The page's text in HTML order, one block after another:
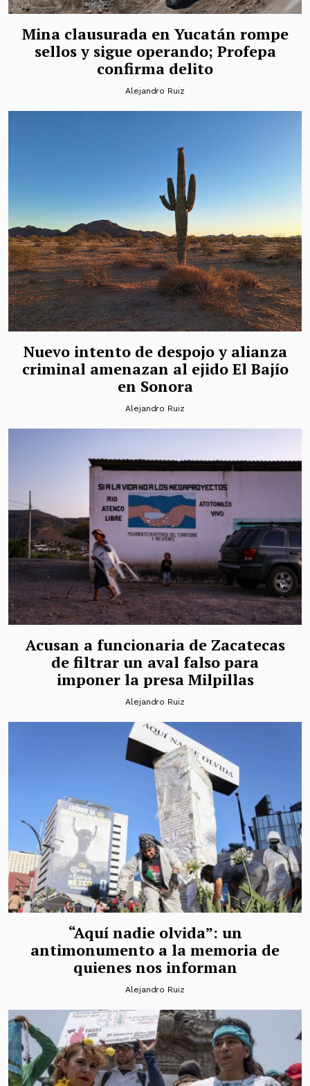
Mina clausurada en Yucatán rompe
sellos y sigue operando; Profepa
confirma delito
Alejandro Ruiz
Nuevo intento de despojo y alianza
criminal amenazan al ejido El Bajío
en Sonora
Alejandro Ruiz
Acusan a funcionaria de Zacatecas
de filtrar un aval falso para
imponer la presa Milpillas
Alejandro Ruiz
“Aquí nadie olvida”: un
antimonumento a la memoria de
quienes nos informan
Alejandro Ruiz